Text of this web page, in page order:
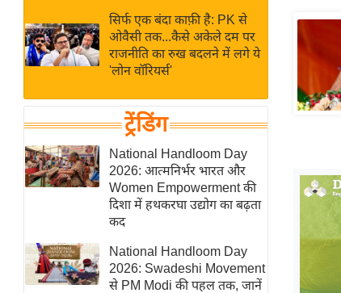
News in
Hindi
News
Hindi
Videos
विशेषज्ञ
राय
खेल
क्रिकेट
IPL
2026
मिसाल बेमिसाल
शख्सियत
सिर्फ एक बंदा काफ़ी है: PK से
ओवैसी तक...कैसे अकेले दम पर
राजनीति का रुख बदलने में लगे ये
'लोन वॉरियर्स'
ट्रेंडिंग
National Handloom Day
2026: आत्मनिर्भर भारत और
Women Empowerment की
दिशा में हथकरघा उद्योग का बढ़ता
कद
National Handloom Day
2026: Swadeshi Movement
से PM Modi की पहल तक, जानें